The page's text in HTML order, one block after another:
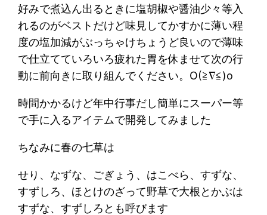
好みで煮込ん出るときに塩胡椒や醤油少々等入
れるのがベストだけど味見してかすかに薄い程
度の塩加減がぶっちゃけちょうど良いので薄味
で仕立てていろいろ疲れた胃を休ませて次の行
動に前向きに取り組んでください。O(≧∇≦)o
時間かかるけど年中行事だし簡単にスーパー等
で手に入るアイテムで開発してみました
ちなみに春の七草は
せり、なずな、ごぎょう、はこべら、すずな、
すずしろ、ほとけのざって野草で大根とかぶは
すずな、すずしろとも呼びます